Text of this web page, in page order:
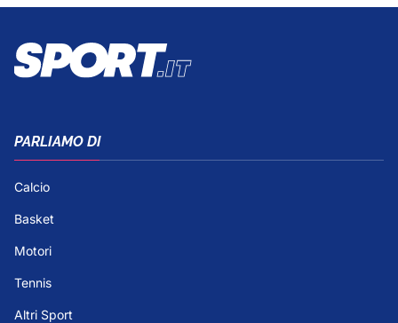
PARLIAMO DI
Calcio
Basket
Motori
Tennis
Altri Sport